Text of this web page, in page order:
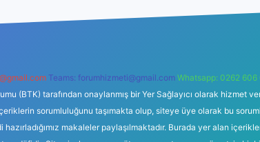
Teams: forumhizmeti@gmail.com Whatsapp: 0262 606
(BTK) tarafından onaylanmış bir Yer Sağlayıcı olarak
sorumluluğunu taşımakta olup, siteye üye olarak bu
makaleler paylaşılmaktadır. Burada yer alan